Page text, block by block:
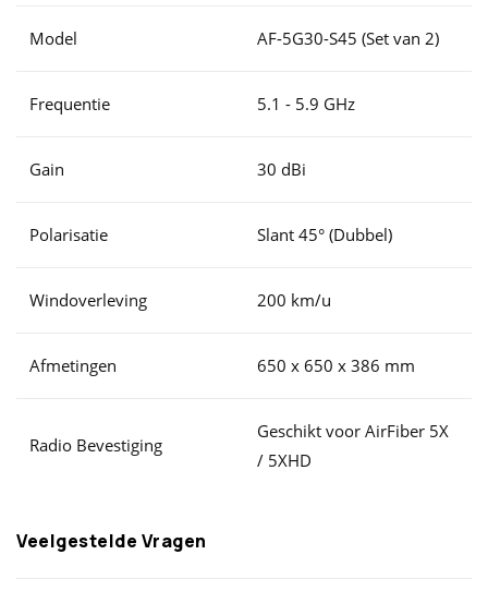
Model AF-5G30-S45 (Set van 2)
Frequentie 5.1 - 5.9 GHz
Gain 30 dBi
Polarisatie Slant 45° (Dubbel)
Windoverleving 200 km/u
Afmetingen 650 x 650 x 386 mm
Radio Bevestiging
Geschikt voor AirFiber 5X
/ 5XHD
Veelgestelde Vragen